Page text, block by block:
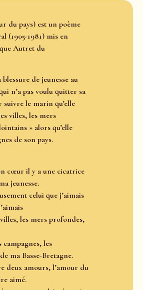
du pays) est un poème
(1905-1981) mis en
Autret du
de jeunesse au
n’a pas voulu quitter sa
suivre le marin qu’elle
villes, les mers
» alors qu’elle
de son pays.
cœur il y a une cicatrice
jeunesse.
celui que j’aimais
les mers profondes,
campagnes, les
ma Basse-Bretagne.
deux amours, l’amour du
aimé.